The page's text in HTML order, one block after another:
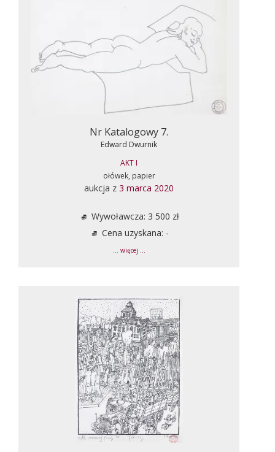
Nr Katalogowy 7.
Edward Dwurnik
AKT I
ołówek, papier
aukcja z 3 marca 2020
Wywoławcza: 3 500 zł
Cena uzyskana: -
... więcej ...